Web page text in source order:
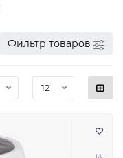
Фильтр товаров